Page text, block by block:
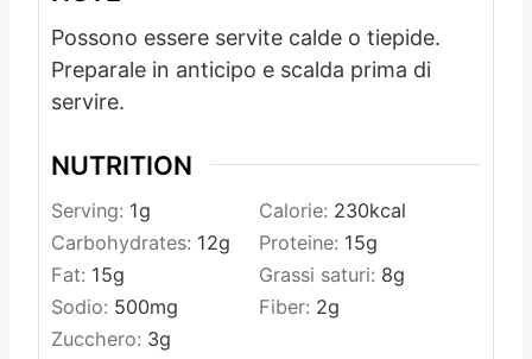
Possono essere servite calde o tiepide.
Preparale in anticipo e scalda prima di
servire.
NUTRITION
Serving: 1g Calorie: 230kcal
Carbohydrates: 12g Proteine: 15g
Fat: 15g Grassi saturi: 8g
Sodio: 500mg Fiber: 2g
Zucchero: 3g